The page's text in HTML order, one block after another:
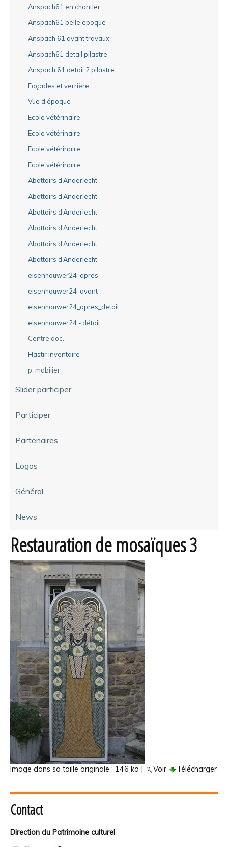
Anspach61 en chantier
Anspach61 belle epoque
Anspach 61 avant travaux
Anspach61 detail pilastre
Anspach 61 detail 2 pilastre
Façades et verrière
Vue d’époque
Ecole vétérinaire
Ecole vétérinaire
Ecole vétérinaire
Ecole vétérinaire
Abattoirs d’Anderlecht
Abattoirs d’Anderlecht
Abattoirs d’Anderlecht
Abattoirs d’Anderlecht
Abattoirs d’Anderlecht
Abattoirs d’Anderlecht
eisenhouwer24_apres
eisenhouwer24_avant
eisenhouwer24_apres_detail
eisenhouwer24 - détail
Centre doc.
Hastir inventaire
p. mobilier
Slider participer
Participer
Partenaires
Logos
Général
News
Restauration de mosaïques 3
Image dans sa taille originale : 146 ko | Voir Télécharger
Contact
Direction du Patrimoine culturel